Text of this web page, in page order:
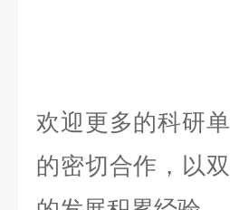
欢迎更多的科研
的密切合作，以